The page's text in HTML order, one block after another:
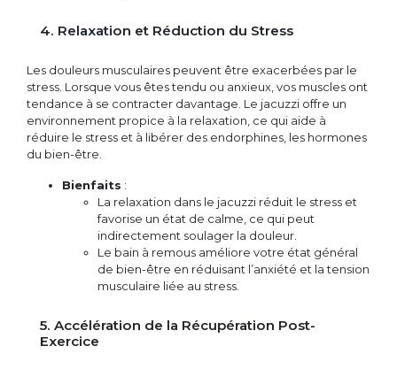
4. Relaxation et Réduction du Stress
Les douleurs musculaires peuvent être exacerbées par le
stress. Lorsque vous êtes tendu ou anxieux, vos muscles ont
tendance à se contracter davantage. Le jacuzzi offre un
environnement propice à la relaxation, ce qui aide à
réduire le stress et à libérer des endorphines, les hormones
du bien-être.
Bienfaits :
La relaxation dans le jacuzzi réduit le stress et
favorise un état de calme, ce qui peut
indirectement soulager la douleur.
Le bain à remous améliore votre état général
de bien-être en réduisant l’anxiété et la tension
musculaire liée au stress.
5. Accélération de la Récupération Post-
Exercice